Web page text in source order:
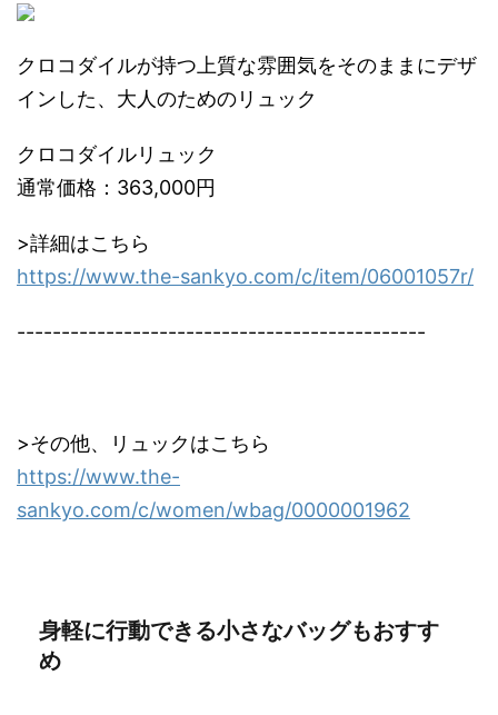
クロコダイルが持つ上質な雰囲気をそのままにデザ
インした、大人のためのリュック
クロコダイルリュック
通常価格：363,000円
>詳細はこちら
https://www.the-sankyo.com/c/item/06001057r/
----------------------------------------------
>その他、リュックはこちら
https://www.the-
sankyo.com/c/women/wbag/0000001962
身軽に行動できる小さなバッグもおすす
め